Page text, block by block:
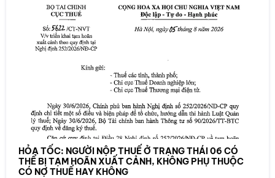
HỎA TỐC: NGƯỜI NỘP THUẾ Ở TRẠNG THÁI 06 CÓ
THỂ BỊ TẠM HOÃN XUẤT CẢNH, KHÔNG PHỤ THUỘC
CÓ NỢ THUẾ HAY KHÔNG